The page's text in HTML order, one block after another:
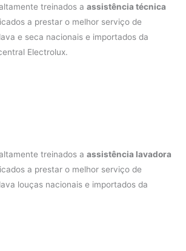
treinados aassistência técnica
a prestar o melhor serviço de
e seca nacionais e importados da
Electrolux.
treinados aassistência lavadora
a prestar o melhor serviço de
louças nacionais e importados da